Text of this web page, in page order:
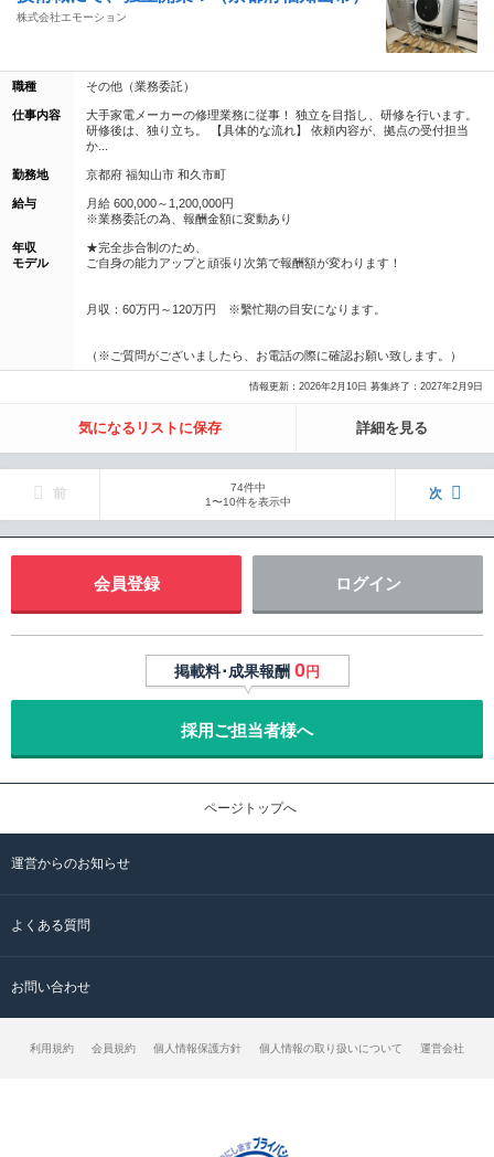
株式会社エモーション
職種 その他（業務委託）
仕事内容
大手家電メーカーの修理業務に従事！ 独立を目指し、研修を行います。
研修後は、独り立ち。 【具体的な流れ】 依頼内容が、拠点の受付担当
か...
勤務地 京都府 福知山市 和久市町
給与
月給 600,000～1,200,000円
※業務委託の為、報酬金額に変動あり
年収
モデル
★完全歩合制のため、
ご自身の能力アップと頑張り次第で報酬額が変わります！
月収：60万円～120万円 ※繫忙期の目安になります。
（※ご質問がございましたら、お電話の際に確認お願い致します。）
情報更新：2026年2月10日 募集終了：2027年2月9日
気になるリストに保存 詳細を見る
前
74件中
1〜10件を表示中
次
会員登録 ログイン
掲載料･成果報酬 0円
採用ご担当者様へ
ページトップへ
運営からのお知らせ
よくある質問
お問い合わせ
利用規約 会員規約 個人情報保護方針 個人情報の取り扱いについて 運営会社